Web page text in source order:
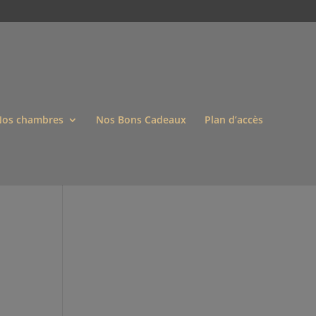
chambres Nos Bons Cadeaux
Plan d’accès